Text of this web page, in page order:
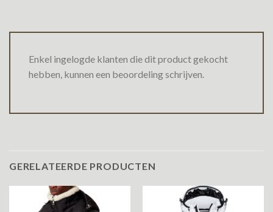
Enkel ingelogde klanten die dit product gekocht
hebben, kunnen een beoordeling schrijven.
GERELATEERDE PRODUCTEN